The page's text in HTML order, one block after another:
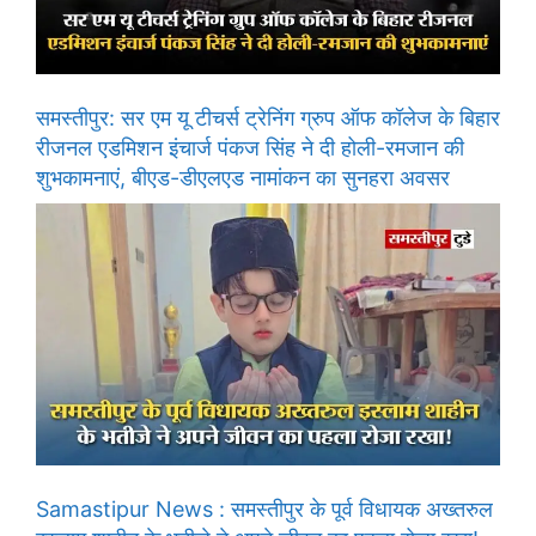
समस्तीपुर: सर एम यू टीचर्स ट्रेनिंग ग्रुप ऑफ कॉलेज के बिहार
रीजनल एडमिशन इंचार्ज पंकज सिंह ने दी होली-रमजान की
शुभकामनाएं, बीएड-डीएलएड नामांकन का सुनहरा अवसर
Samastipur News : समस्तीपुर के पूर्व विधायक अख्तरुल